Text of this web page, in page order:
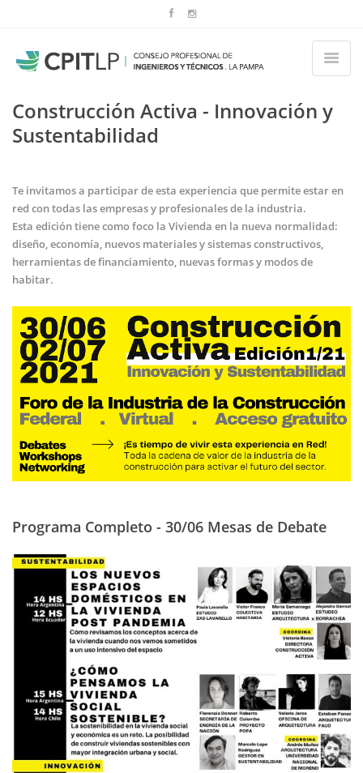
Construcción Activa - Innovación y
Sustentabilidad
Te invitamos a participar de esta experiencia que permite estar en
red con todas las empresas y profesionales de la industria.
Esta edición tiene como foco la Vivienda en la nueva normalidad:
diseño, economía, nuevos materiales y sistemas constructivos,
herramientas de financiamiento, nuevas formas y modos de
habitar.
Programa Completo - 30/06 Mesas de Debate